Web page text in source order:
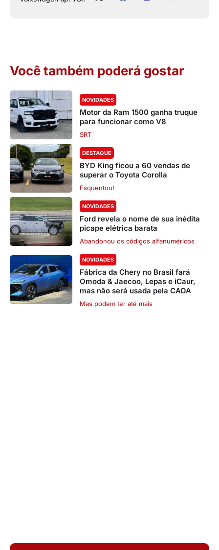
Você também poderá gostar
NOVIDADES
Motor da Ram 1500 ganha truque
para funcionar como V8
SRT
DESTAQUE
BYD King ficou a 60 vendas de
superar o Toyota Corolla
Esquentou!
NOVIDADES
Ford revela o nome de sua inédita
picape elétrica barata
Abandonou os códigos alfanuméricos
NOVIDADES
Fábrica da Chery no Brasil fará
Omoda & Jaecoo, Lepas e iCaur,
mas não será usada pela CAOA
Mas podem ter até mais